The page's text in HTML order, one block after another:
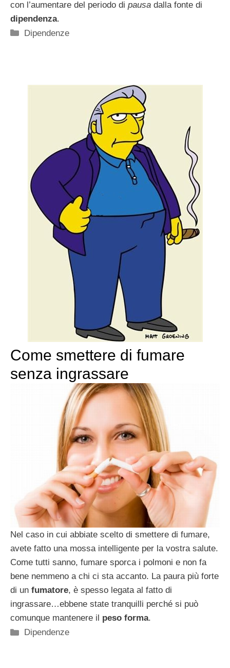
con l’aumentare del periodo di pausa dalla fonte di
dipendenza.
Categorie
Dipendenze
Come smettere di fumare
senza ingrassare
Nel caso in cui abbiate scelto di smettere di fumare,
avete fatto una mossa intelligente per la vostra salute.
Come tutti sanno, fumare sporca i polmoni e non fa
bene nemmeno a chi ci sta accanto. La paura più forte
di un fumatore, è spesso legata al fatto di
ingrassare…ebbene state tranquilli perché si può
comunque mantenere il peso forma.
Categorie
Dipendenze